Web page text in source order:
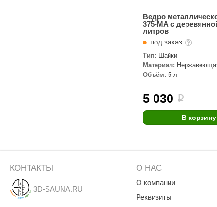
Ведро
375-MA с
литров
под заказ
Тип: Шайки
Материал:
Объём: 5 л
5 030 i
В корзину
О НАС
О компании
Реквизиты
КОНТАКТЫ
3D-SAUNA.RU